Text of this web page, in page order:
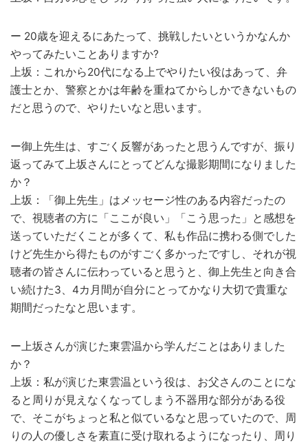
ー 20歳を迎えるにあたって、挑戦したいというかなんか
やってみたいことありますか?
上坂：これから20代になる上でやりたい役はあって、弁
護士とか、警察とかは年齢を重ねてからしかできないもの
だと思うので、やりたいなと思います。
ー御上先生は、すごく反響があったと思うんですが、振り
返ってみて上坂さんにとってどんな撮影期間になりました
か？
上坂：「御上先生」はメッセージ性のある内容だったの
で、視聴者の方に「ここが良い」「こう思った」と感想を
送っていただくことが多くて、私も作品に携わる側でした
けど先生から得たものがすごく多かったですし、それが視
聴者の皆さんに伝わっていると思うと、御上先生と向き合
い続けた3、4カ月間が自分にとってかなり大切で貴重な
期間だったなと思います。
ー上坂さんが演じた東雲温から学んだことはありました
か？
上坂：私が演じた東雲温という役は、お父さんのことにな
ると周りが見えなくなってしまう不器用な部分がある役
で、そこがちょっと私と似ているなと思っていたので、周
りの人の優しさを素直に受け取れるようになったり、周り